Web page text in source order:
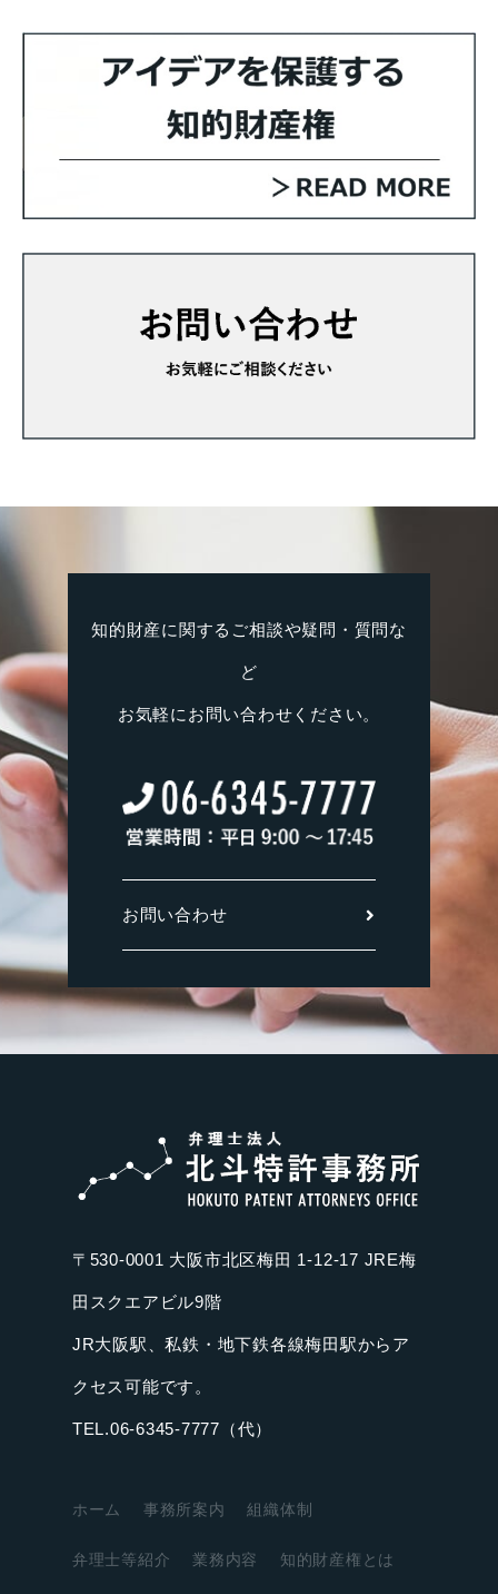
知的財産に関するご相談や疑問・質問な
ど
お気軽にお問い合わせください。
お問い合わせ
〒530-0001 大阪市北区梅田 1-12-17 JRE梅
田スクエアビル9階
JR大阪駅、私鉄・地下鉄各線梅田駅からア
クセス可能です。
TEL.06-6345-7777（代）
ホーム 事務所案内 組織体制
弁理士等紹介 業務内容 知的財産権とは